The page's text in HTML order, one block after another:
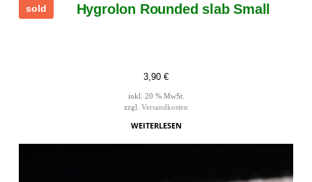
sold Hygrolon Rounded slab Small
3,90 €
inkl. 20 % MwSt.
zzgl. Versandkosten
WEITERLESEN